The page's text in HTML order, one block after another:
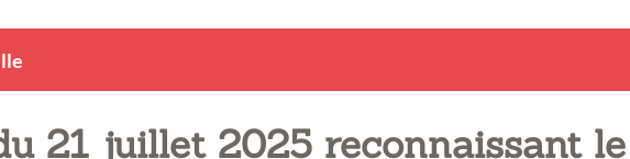
21 juillet 2025 reconnaissant le